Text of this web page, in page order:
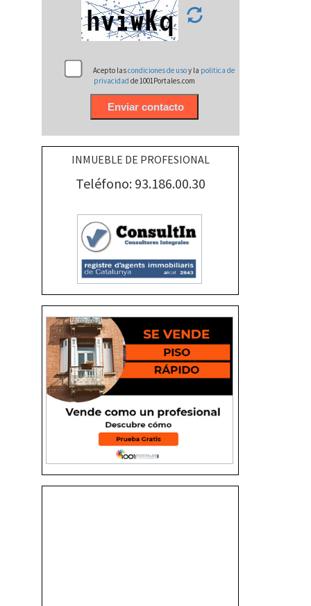
Acepto lascondiciones de usoy la politica de
privacidadde 1001Portales.com
INMUEBLE DE PROFESIONAL
Teléfono: 93.186.00.30